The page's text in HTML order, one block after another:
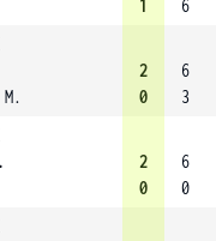
1 6
2
0
6
3
2
0
6
0